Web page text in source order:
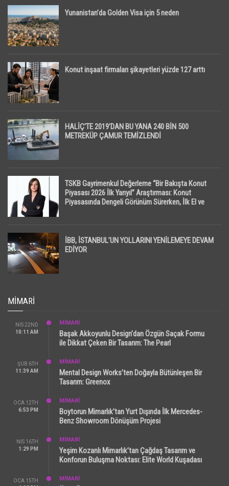
Yunanistan’da Golden Visa için 5 neden
Konut inşaat firmaları şikayetleri yüzde 127 arttı
HALİÇ’TE 2019’DAN BU YANA 240 BİN 500
METREKÜP ÇAMUR TEMİZLENDİ
TSKB Gayrimenkul Değerleme “Bir Bakışta Konut
Piyasası 2026 İlk Yarıyıl” Araştırması: Konut
Piyasasında Dengeli Görünüm Sürerken, İlk El ve
İBB, İSTANBUL’UN YOLLARINI YENİLEMEYE DEVAM
EDİYOR
MIMARI
NIS 22ND
10:11 AM
MİMARİ
Başak Akkoyunlu Design’dan Özgün Saçak Formu
ile Dikkat Çeken Bir Tasarım: The Pearl
ŞUB 6TH
11:39 AM
MİMARİ
Mental Design Works’ten Doğayla Bütünleşen Bir
Tasarım: Greenox
OCA 12TH
6:53 PM
MİMARİ
Boytorun Mimarlık’tan Yurt Dışında İlk Mercedes-
Benz Showroom Dönüşüm Projesi
NIS 16TH
1:29 PM
MİMARİ
Yeşim Kozanlı Mimarlık’tan Çağdaş Tasarım ve
Konforun Buluşma Noktası: Elite World Kuşadası
OCA 15TH
MİMARİ